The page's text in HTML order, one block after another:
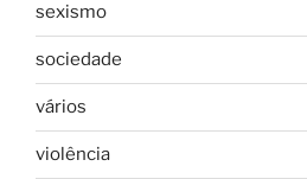
sexismo
sociedade
vários
violência